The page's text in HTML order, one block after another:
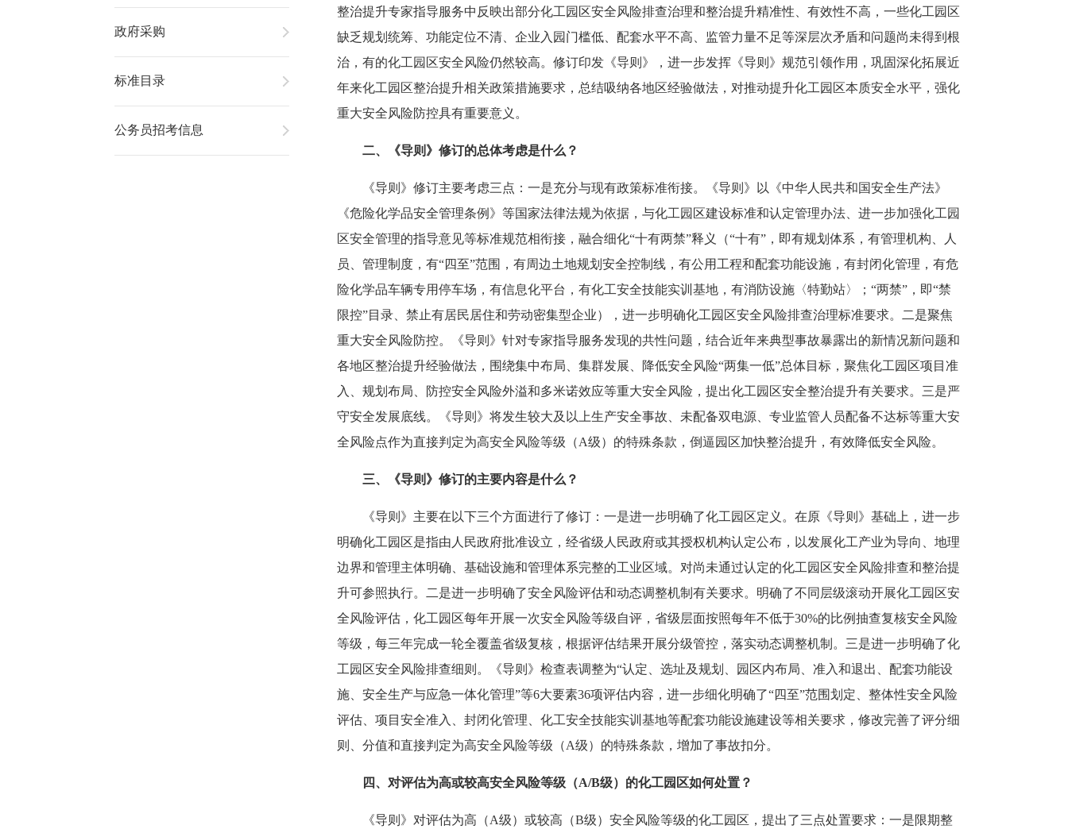
政府采购
标准目录
公务员招考信息
整治提升专家指导服务中反映出部分化工园区安全风险排查治理和整治提升精准性、有效性不高，一些化工园区
缺乏规划统筹、功能定位不清、企业入园门槛低、配套水平不高、监管力量不足等深层次矛盾和问题尚未得到根
治，有的化工园区安全风险仍然较高。修订印发《导则》，进一步发挥《导则》规范引领作用，巩固深化拓展近
年来化工园区整治提升相关政策措施要求，总结吸纳各地区经验做法，对推动提升化工园区本质安全水平，强化
重大安全风险防控具有重要意义。
二、《导则》修订的总体考虑是什么？
《导则》修订主要考虑三点：一是充分与现有政策标准衔接。《导则》以《中华人民共和国安全生产法》
《危险化学品安全管理条例》等国家法律法规为依据，与化工园区建设标准和认定管理办法、进一步加强化工园
区安全管理的指导意见等标准规范相衔接，融合细化“十有两禁”释义（“十有”，即有规划体系，有管理机构、人
员、管理制度，有“四至”范围，有周边土地规划安全控制线，有公用工程和配套功能设施，有封闭化管理，有危
险化学品车辆专用停车场，有信息化平台，有化工安全技能实训基地，有消防设施〈特勤站〉；“两禁”，即“禁
限控”目录、禁止有居民居住和劳动密集型企业），进一步明确化工园区安全风险排查治理标准要求。二是聚焦
重大安全风险防控。《导则》针对专家指导服务发现的共性问题，结合近年来典型事故暴露出的新情况新问题和
各地区整治提升经验做法，围绕集中布局、集群发展、降低安全风险“两集一低”总体目标，聚焦化工园区项目准
入、规划布局、防控安全风险外溢和多米诺效应等重大安全风险，提出化工园区安全整治提升有关要求。三是严
守安全发展底线。《导则》将发生较大及以上生产安全事故、未配备双电源、专业监管人员配备不达标等重大安
全风险点作为直接判定为高安全风险等级（A级）的特殊条款，倒逼园区加快整治提升，有效降低安全风险。
三、《导则》修订的主要内容是什么？
《导则》主要在以下三个方面进行了修订：一是进一步明确了化工园区定义。在原《导则》基础上，进一步
明确化工园区是指由人民政府批准设立，经省级人民政府或其授权机构认定公布，以发展化工产业为导向、地理
边界和管理主体明确、基础设施和管理体系完整的工业区域。对尚未通过认定的化工园区安全风险排查和整治提
升可参照执行。二是进一步明确了安全风险评估和动态调整机制有关要求。明确了不同层级滚动开展化工园区安
全风险评估，化工园区每年开展一次安全风险等级自评，省级层面按照每年不低于30%的比例抽查复核安全风险
等级，每三年完成一轮全覆盖省级复核，根据评估结果开展分级管控，落实动态调整机制。三是进一步明确了化
工园区安全风险排查细则。《导则》检查表调整为“认定、选址及规划、园区内布局、准入和退出、配套功能设
施、安全生产与应急一体化管理”等6大要素36项评估内容，进一步细化明确了“四至”范围划定、整体性安全风险
评估、项目安全准入、封闭化管理、化工安全技能实训基地等配套功能设施建设等相关要求，修改完善了评分细
则、分值和直接判定为高安全风险等级（A级）的特殊条款，增加了事故扣分。
四、对评估为高或较高安全风险等级（A/B级）的化工园区如何处置？
《导则》对评估为高（A级）或较高（B级）安全风险等级的化工园区，提出了三点处置要求：一是限期整